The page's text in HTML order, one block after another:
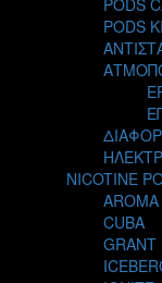
PODS
NICOTINE
CUBA
GRANT